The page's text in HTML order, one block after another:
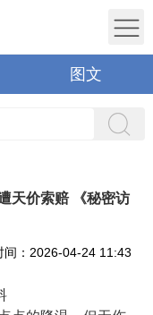
图文
天价索赔 《秘密访
间：2026-04-24 11:43